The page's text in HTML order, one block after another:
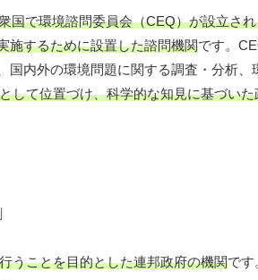
国で環境諮問委員会（CEQ）が設立さ
施するために設置した諮問機関です。
内外の環境問題に関する調査・分析
して位置づけ、科学的な知見に基づい
うことを目的とした連邦政府の機関です